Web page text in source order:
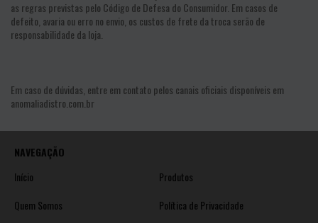
as regras previstas pelo Código de Defesa do Consumidor. Em casos de
defeito, avaria ou erro no envio, os custos de frete da troca serão de
responsabilidade da loja.
Em caso de dúvidas, entre em contato pelos canais oficiais disponíveis em
anomaliadistro.com.br
NAVEGAÇÃO
Início
Produtos
Quem Somos
Política de Privacidade